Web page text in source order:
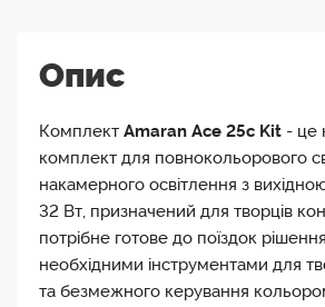
Опис
Комплект Amaran Ace 25c Kit - це
комплект для повнокольорового
накамерного освітлення з
32 Вт, призначений для творців
потрібне готове до поїздок
необхідними інструментами для
та безмежного керування